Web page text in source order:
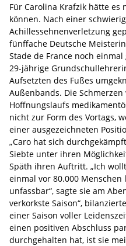
Für Carolina Krafzik hätte
können. Nach einer
Achillessehnenverletzung
fünffache Deutsche
Stade de France noch
29-jährige
Aufsetzten des Fußes
Außenbands. Die
Hoffnungslaufs
nicht zur Form des Vortags,
einer ausgezeichneten
„Caro hat sich
Siebte unter ihren
Späth ihren Auftritt. „Ich
einmal vor 80.000
unfassbar“, sagte sie am
verkorkste Saison“,
einer Saison voller
einen positiven Abschluss
durchgehalten hat, ist sie